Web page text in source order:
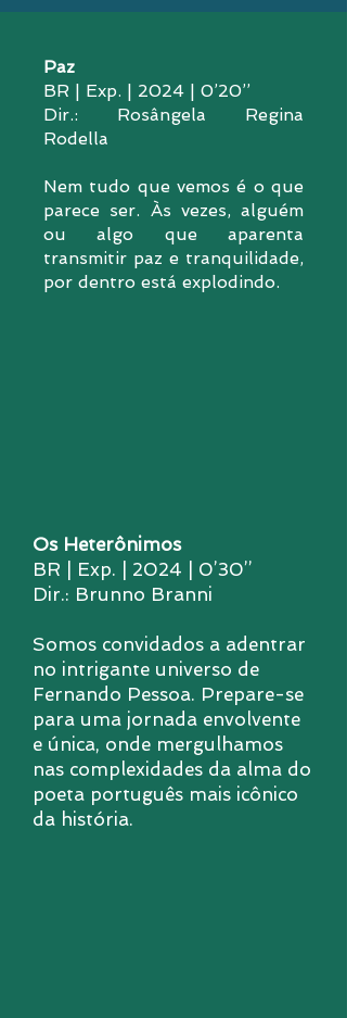
Paz
BR | Exp. | 2024 | 0’20’’
Dir.: Rosângela Regina
Rodella
Nem tudo que vemos é o que
parece ser. Às vezes, alguém
ou algo que aparenta
transmitir paz e tranquilidade,
por dentro está explodindo.
Os Heterônimos
BR | Exp. | 2024 | 0’30’’
Dir.: Brunno Branni
Somos convidados a adentrar
no intrigante universo de
Fernando Pessoa. Prepare-se
para uma jornada envolvente
e única, onde mergulhamos
nas complexidades da alma do
poeta português mais icônico
da história.